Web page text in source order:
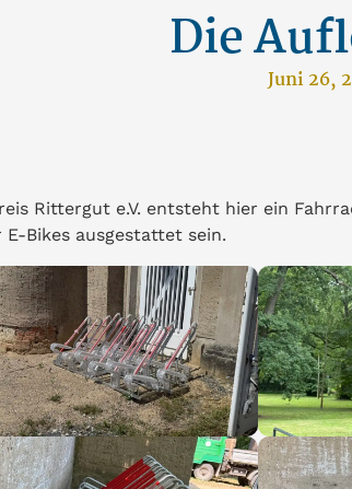
Die
Juni 26,
Rittergut e.V. entsteht hier ein
Bikes ausgestattet sein.